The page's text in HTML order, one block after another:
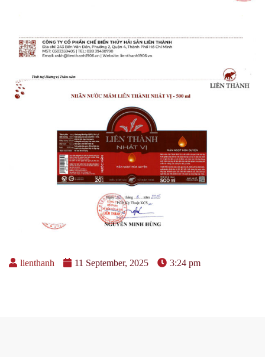
lienthanh 11 September, 2025 3:24 pm